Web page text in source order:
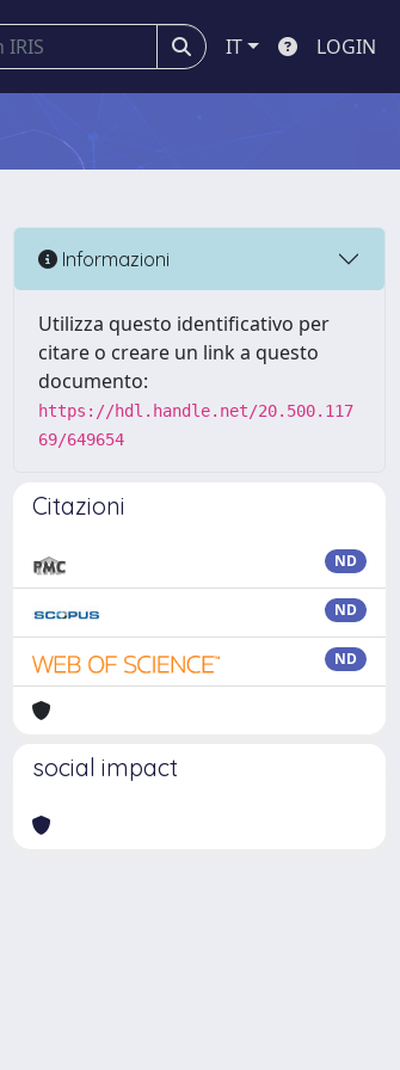
IT LOGIN
Informazioni
Utilizza questo identificativo per
citare o creare un link a questo
documento:
https://hdl.handle.net/20.500.117
69/649654
Citazioni
ND
ND
ND
social impact